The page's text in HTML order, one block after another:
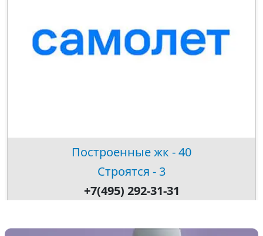
Построенные жк - 40
Строятся - 3
+7(495) 292-31-31